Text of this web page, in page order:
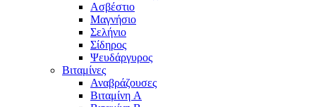
Ασβέστιο
Μαγνήσιο
Σελήνιο
Σίδηρος
Ψευδάργυρος
Βιταμίνες
Αναβράζουσες
Βιταμίνη A